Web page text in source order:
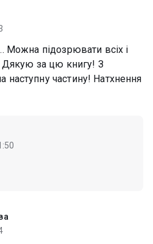
Можна підозрювати всіх і
Дякую за цю книгу! З
наступну частину! Натхнення